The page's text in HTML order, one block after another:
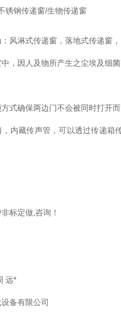
锈钢传递窗/生物传递窗
风淋式传递窗，落地式传递窗
，因人及物所产生之尘埃及细
式确保两边门不会被同时打开
内藏传声管，可以透过传递箱
标定做,咨询！
远*
设备有限公司